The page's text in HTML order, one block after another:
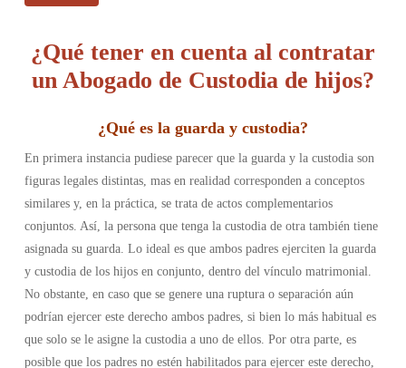
¿Qué tener en cuenta al contratar
un Abogado de Custodia de hijos?
¿Qué es la guarda y custodia?
En primera instancia pudiese parecer que la guarda y la custodia son
figuras legales distintas, mas en realidad corresponden a conceptos
similares y, en la práctica, se trata de actos complementarios
conjuntos. Así, la persona que tenga la custodia de otra también tiene
asignada su guarda. Lo ideal es que ambos padres ejerciten la guarda
y custodia de los hijos en conjunto, dentro del vínculo matrimonial.
No obstante, en caso que se genere una ruptura o separación aún
podrían ejercer este derecho ambos padres, si bien lo más habitual es
que solo se le asigne la custodia a uno de ellos. Por otra parte, es
posible que los padres no estén habilitados para ejercer este derecho,